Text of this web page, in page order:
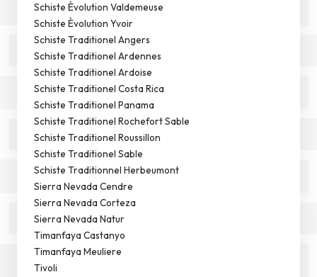
Schiste Èvolution Valdemeuse
Schiste Èvolution Yvoir
Schiste Traditionel Angers
Schiste Traditionel Ardennes
Schiste Traditionel Ardoise
Schiste Traditionel Costa Rica
Schiste Traditionel Panama
Schiste Traditionel Rochefort Sable
Schiste Traditionel Roussillon
Schiste Traditionel Sable
Schiste Traditionnel Herbeumont
Sierra Nevada Cendre
Sierra Nevada Corteza
Sierra Nevada Natur
Timanfaya Castanyo
Timanfaya Meuliere
Tivoli